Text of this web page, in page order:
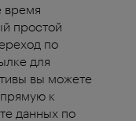
время
простой
по
для
вы можете
к
данных по